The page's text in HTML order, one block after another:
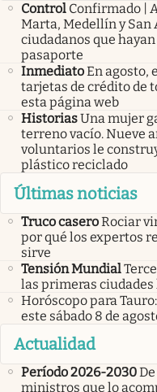
Control Confirmado |
Marta, Medellín y San
ciudadanos que
pasaporte
InmediatoEn agosto,
tarjetas de crédito de
esta página web
HistoriasUna mujer
terreno vacío. Nueve
voluntarios le
plástico reciclado
Últimas noticias
Truco caseroRociar
por qué los expertos
sirve
Tensión Mundial
las primeras
Horóscopo para
este sábado 8 de
Actualidad
Período 2026-2030
ministros que lo